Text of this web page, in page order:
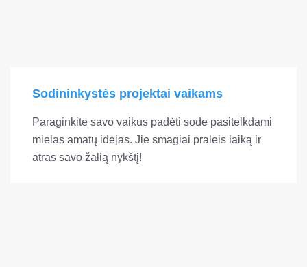
Sodininkystės projektai vaikams
Paraginkite savo vaikus padėti sode pasitelkdami
mielas amatų idėjas. Jie smagiai praleis laiką ir
atras savo žalią nykštį!